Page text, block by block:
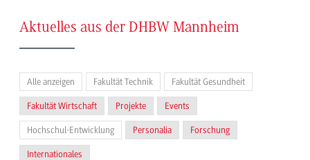
Aktuelles aus der DHBW Mannheim
Alle anzeigen Fakultät Technik Fakultät Gesundheit
Fakultät Wirtschaft Projekte Events
Hochschul-Entwicklung Personalia Forschung
Internationales